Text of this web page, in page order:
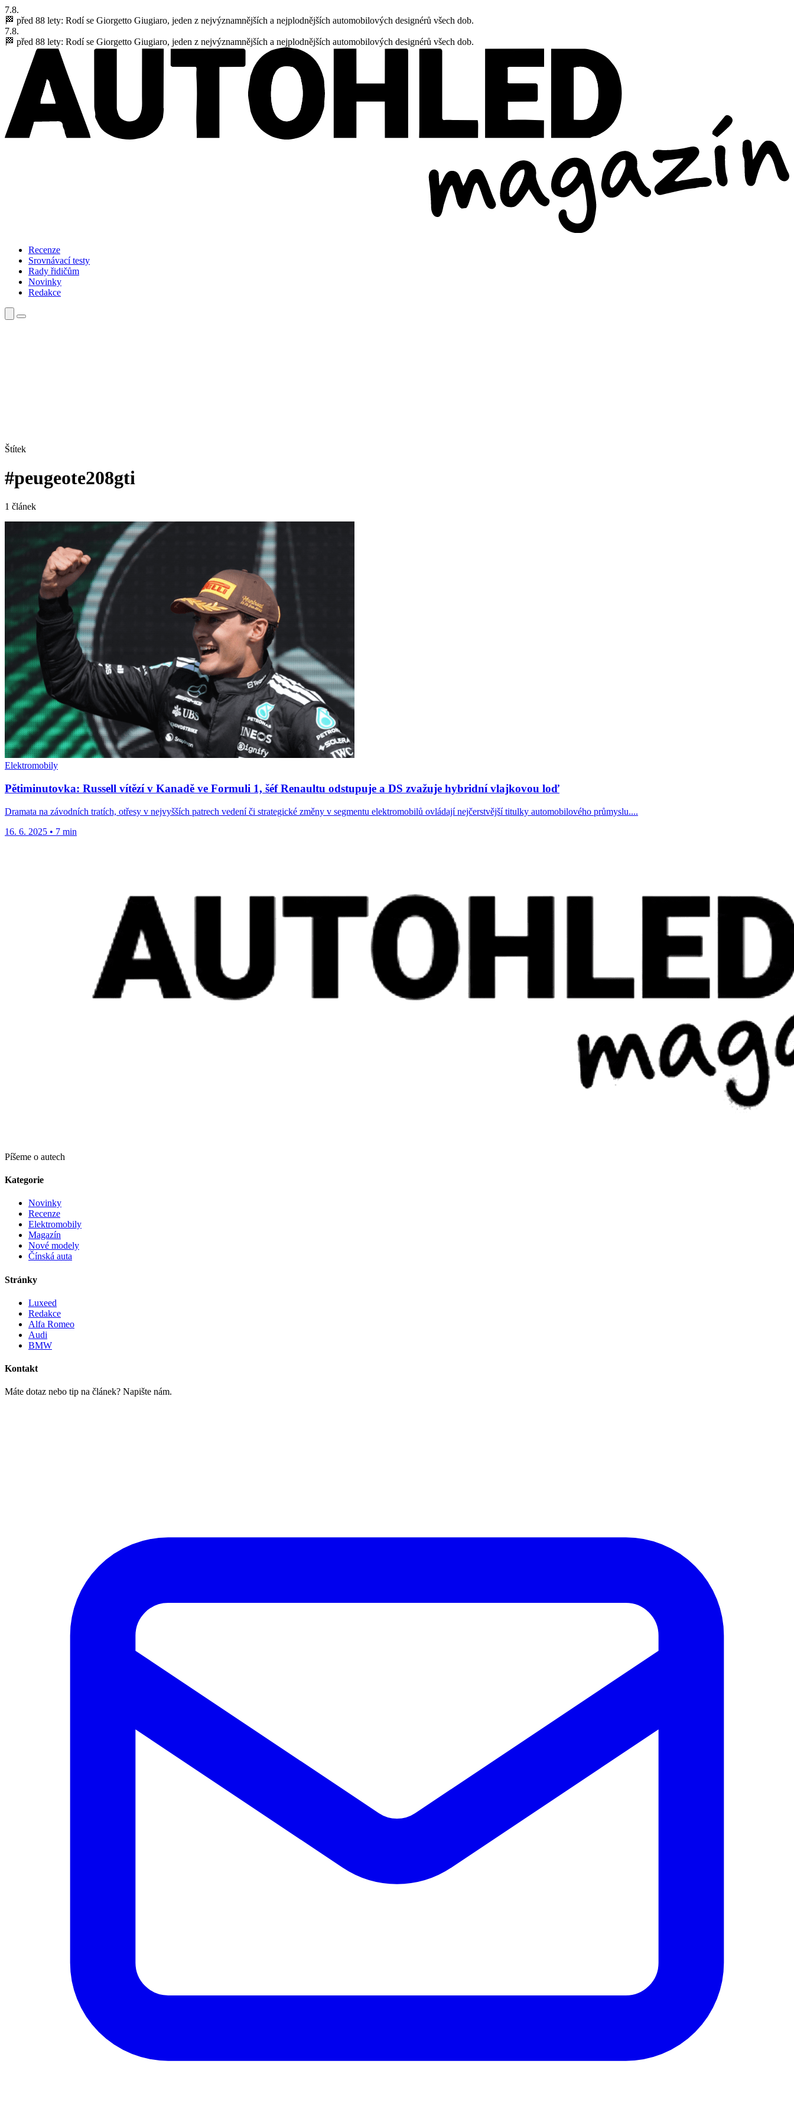
7.8.
🏁 před 88 lety: Rodí se Giorgetto Giugiaro, jeden z nejvýznamnějších a nejplodnějších automobilových designérů všech dob.
7.8.
🏁 před 88 lety: Rodí se Giorgetto Giugiaro, jeden z nejvýznamnějších a nejplodnějších automobilových designérů všech dob.
Recenze
Srovnávací testy
Rady řidičům
Novinky
Redakce
Štítek
#peugeote208gti
1 článek
Elektromobily
Pětiminutovka: Russell vítězí v Kanadě ve Formuli 1, šéf Renaultu odstupuje a DS zvažuje hybridní vlajkovou loď
Dramata na závodních tratích, otřesy v nejvyšších patrech vedení či strategické změny v segmentu elektromobilů ovládají nejčerstvější titulky automobilového průmyslu....
16. 6. 2025 • 7 min
Píšeme o autech
Kategorie
Novinky
Recenze
Elektromobily
Magazín
Nové modely
Čínská auta
Stránky
Luxeed
Redakce
Alfa Romeo
Audi
BMW
Kontakt
Máte dotaz nebo tip na článek? Napište nám.